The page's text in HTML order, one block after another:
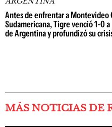
Antes de enfrentar a Montevideo
Sudamericana, Tigre venció 1-0
de Argentina y profundizó su
MÁS NOTICIAS DE